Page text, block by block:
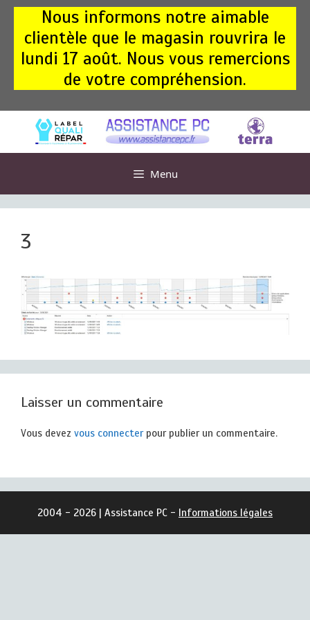
Aller
contenu
Nous informons notre aimable
clientèle que le magasin rouvrira le
lundi 17 août. Nous vous remercions
de votre compréhension.
Menu
3
Laisser un commentaire
Vous devez vous connecterpour publier un commentaire.
2004 - 2026 | Assistance PC - Informations légales